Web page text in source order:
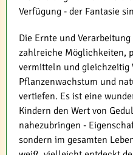
Verfügung - der Fantasie
Die Ernte und
zahlreiche Möglichkeiten,
vermitteln und gleichzeitig
Pflanzenwachstum und
vertiefen. Es ist eine
Kindern den Wert von
nahezubringen -
sondern im gesamten